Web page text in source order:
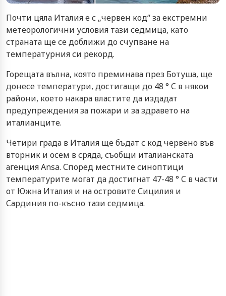
Почти цяла Италия е с „червен код“ за екстремни
метеорологични условия тази седмица, като
страната ще се доближи до счупване на
температурния си рекорд.
Горещата вълна, която преминава през Ботуша, ще
донесе температури, достигащи до 48 ° C в някои
райони, което накара властите да издадат
предупреждения за пожари и за здравето на
италианците.
Четири града в Италия ще бъдат с код червено във
вторник и осем в сряда, съобщи италианската
агенция Ansa. Според местните синоптици
температурите могат да достигнат 47-48 ° C в части
от Южна Италия и на островите Сицилия и
Сардиния по-късно тази седмица.